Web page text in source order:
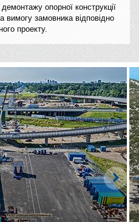
опорної конструкції
вимогу замовника відповідно
проекту.